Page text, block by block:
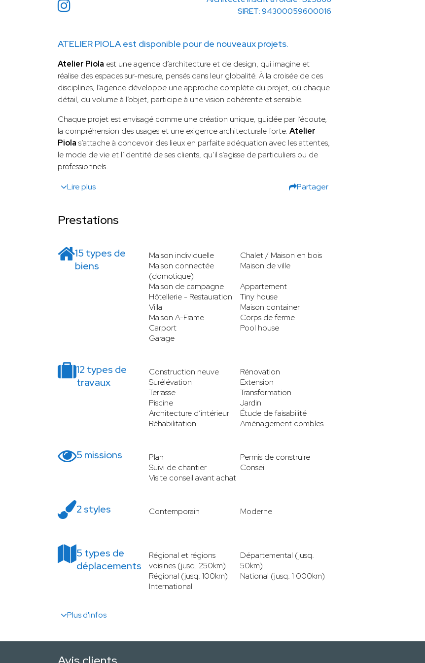
SIRET: 94300059600016
ATELIER PIOLA est disponible pour de nouveaux projets.
Atelier Piola est une agence d’architecture et de design, qui imagine et
réalise des espaces sur-mesure, pensés dans leur globalité. À la croisée de ces
disciplines, l’agence développe une approche complète du projet, où chaque
détail, du volume à l’objet, participe à une vision cohérente et sensible.
Chaque projet est envisagé comme une création unique, guidée par l’écoute,
la compréhension des usages et une exigence architecturale forte. Atelier
Piola s’attache à concevoir des lieux en parfaite adéquation avec les attentes,
le mode de vie et l’identité de ses clients, qu’il s’agisse de particuliers ou de
professionnels.
Lire plus
Partager
Prestations
15 types de
biens
Maison individuelle
Chalet / Maison en bois
Maison connectée
(domotique)
Maison de ville
Maison de campagne
Appartement
Hôtellerie - Restauration
Tiny house
Villa
Maison container
Maison A-Frame
Corps de ferme
Carport
Pool house
Garage
12 types de
travaux
Construction neuve
Rénovation
Surélévation
Extension
Terrasse
Transformation
Piscine
Jardin
Architecture d’intérieur
Étude de faisabilité
Réhabilitation
Aménagement combles
5 missions Plan
Permis de construire
Suivi de chantier
Conseil
Visite conseil avant achat
2 styles Contemporain Moderne
5 types de
déplacements
Régional et régions
voisines (jusq. 250km)
Départemental (jusq.
50km)
Régional (jusq. 100km)
National (jusq. 1 000km)
International
Plus d'infos